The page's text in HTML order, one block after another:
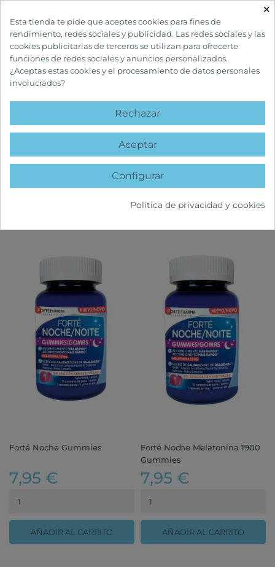
INICIO MARCAS
Listado de productos por marca
Forté Pharma
Forté Noche Gummies
7,95 €
AÑADIR AL CARRITO
Forté Noche Melatonina 1900
Gummies
7,95 €
AÑADIR AL CARRITO
×
Esta tienda te pide que aceptes cookies para fines de
rendimiento, redes sociales y publicidad. Las redes sociales y las
cookies publicitarias de terceros se utilizan para ofrecerte
funciones de redes sociales y anuncios personalizados.
¿Aceptas estas cookies y el procesamiento de datos personales
involucrados?
Rechazar
Aceptar
Configurar
Política de privacidad y cookies